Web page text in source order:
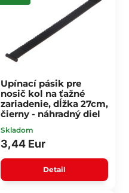
Upínací pásik pre
nosič kol na ťažné
zariadenie, dĺžka 27cm,
čierny - náhradný diel
Skladom
3,44 Eur
Detail